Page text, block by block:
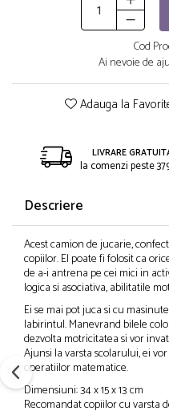
Cod
Ai nevoie de
Adauga la
LIVRARE
la comenzi peste
Descriere
Acest camion de jucarie,
copiilor. El poate fi folosit ca
de a-i antrena pe cei mici in
logica si asociativa, abilitatile
Ei se mai pot juca si cu
labirintul. Manevrand bilele
dezvolta motricitatea si vor
Ajunsi la varsta scolarului, ei
operatiilor matematice.
Dimensiuni: 34 x 15 x 13 cm
Recomandat copiilor cu varsta